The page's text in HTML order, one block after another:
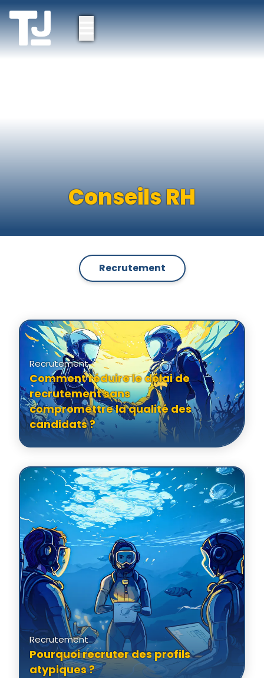
Fiches Métiers
Demander un devis
Conseils RH
Recrutement
Recrutement
Comment réduire le délai de
recrutement sans
compromettre la qualité des
candidats ?
Recrutement
Pourquoi recruter des profils
atypiques ?